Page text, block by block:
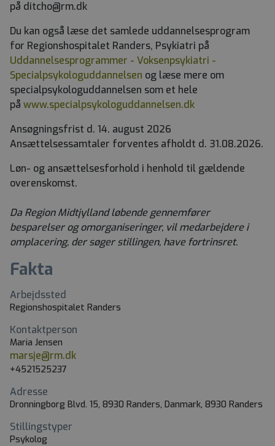
på ditcho@rm.dk
Du kan også læse det samlede uddannelsesprogram
for Regionshospitalet Randers, Psykiatri på
Uddannelsesprogrammer - Voksenpsykiatri -
Specialpsykologuddannelsen og læse mere om
specialpsykologuddannelsen som et hele
på www.specialpsykologuddannelsen.dk
Ansøgningsfrist d. 14. august 2026
Ansættelsessamtaler forventes afholdt d. 31.08.2026.
Løn- og ansættelsesforhold i henhold til gældende
overenskomst.
Da Region Midtjylland løbende gennemfører
besparelser og omorganiseringer, vil medarbejdere i
omplacering, der søger stillingen, have fortrinsret.
Fakta
Arbejdssted
Regionshospitalet Randers
Kontaktperson
Maria Jensen
marsje@rm.dk
+4521525237
Adresse
Dronningborg Blvd. 15, 8930 Randers, Danmark, 8930 Randers
Stillingstyper
Psykolog